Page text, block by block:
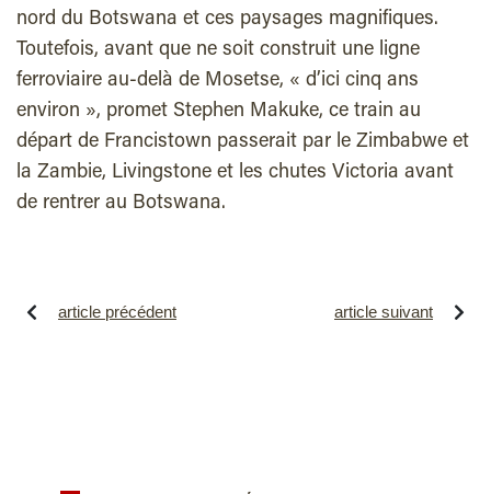
nord du Botswana et ces paysages magnifiques.
Toutefois, avant que ne soit construit une ligne
ferroviaire au-delà de Mosetse, « d’ici cinq ans
environ », promet Stephen Makuke, ce train au
départ de Francistown passerait par le Zimbabwe et
la Zambie, Livingstone et les chutes Victoria avant
de rentrer au Botswana.
article précédent article suivant